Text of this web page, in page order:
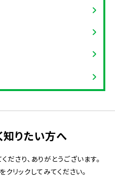
知りたい方へ
ださり、ありがとうございます。
リックしてみてください。